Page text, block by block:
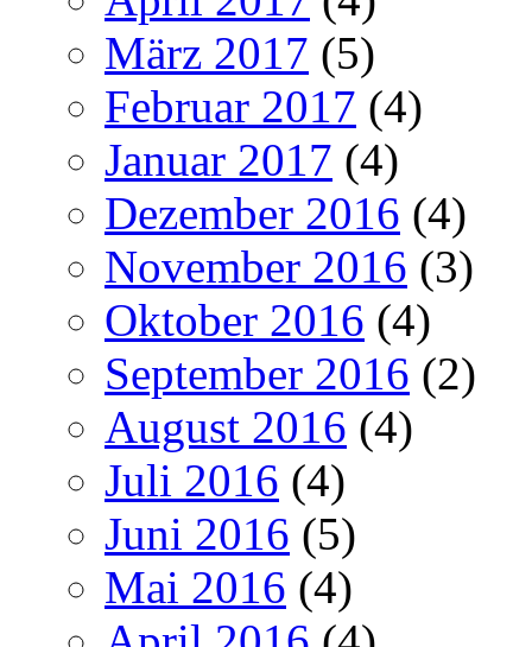
März 2017 (5)
Februar 2017 (4)
Januar 2017 (4)
Dezember 2016 (4)
November 2016 (3)
Oktober 2016 (4)
September 2016 (2)
August 2016 (4)
Juli 2016 (4)
Juni 2016 (5)
Mai 2016 (4)